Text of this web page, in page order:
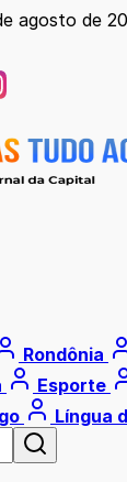
agosto de
Rondônia
Esporte
Língua